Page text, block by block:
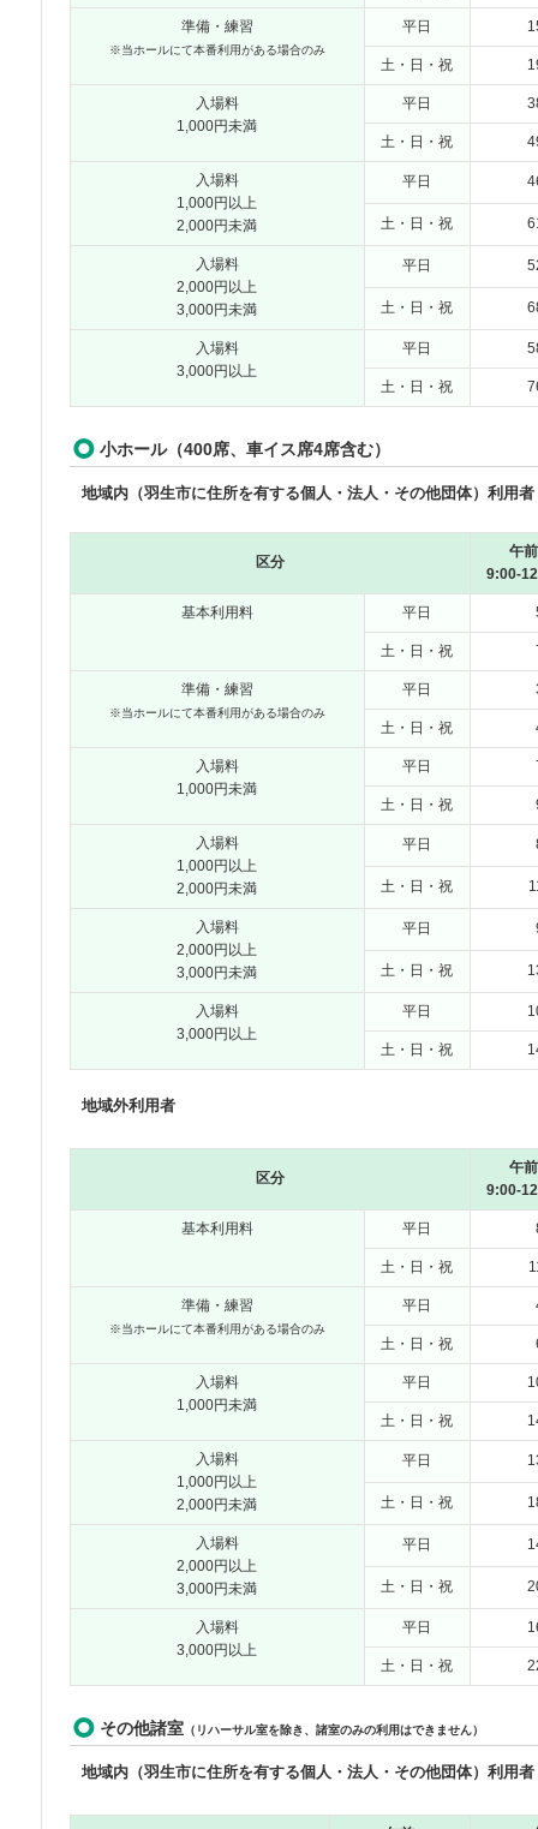
準備・練習
※当ホールにて本番利用がある場合のみ
平日
土・日・祝
入場料
1,000円未満
平日
土・日・祝
入場料
1,000円以上
2,000円未満
平日
土・日・祝
入場料
2,000円以上
3,000円未満
平日
土・日・祝
入場料
3,000円以上
平日
土・日・祝
小ホール（400席、車イス席4席含む）
地域内（羽生市に住所を有する個人・法人・その他団体）利用者
区分
午前
9:00-
基本利用料 平日
土・日・祝
準備・練習
※当ホールにて本番利用がある場合のみ
平日
土・日・祝
入場料
1,000円未満
平日
土・日・祝
入場料
1,000円以上
2,000円未満
平日
土・日・祝
入場料
2,000円以上
3,000円未満
平日
土・日・祝
入場料
3,000円以上
平日
土・日・祝
地域外利用者
区分
午前
9:00-
基本利用料 平日
土・日・祝
準備・練習
※当ホールにて本番利用がある場合のみ
平日
土・日・祝
入場料
1,000円未満
平日
土・日・祝
入場料
1,000円以上
2,000円未満
平日
土・日・祝
入場料
2,000円以上
3,000円未満
平日
土・日・祝
入場料
3,000円以上
平日
土・日・祝
その他諸室（リハーサル室を除き、諸室のみの利用はできません）
地域内（羽生市に住所を有する個人・法人・その他団体）利用者